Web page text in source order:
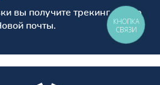
вы получите трекинг номер
почты.
КНОПКА
СВЯЗИ